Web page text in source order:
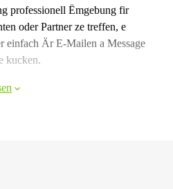
professionell Ëmgebung fir
oder Partner ze treffen, e
einfach Är E-Mailen a Message
kucken.